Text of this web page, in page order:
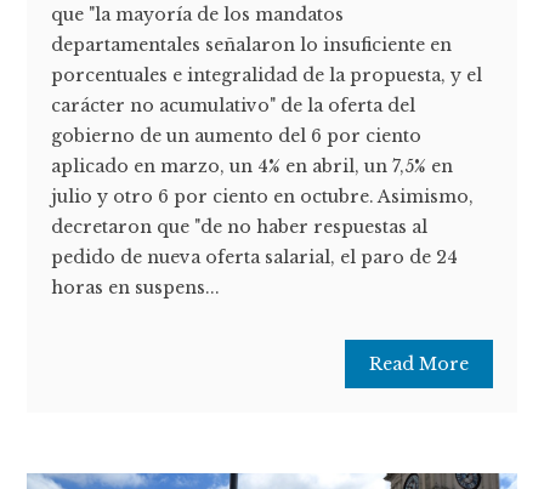
que "la mayoría de los mandatos
departamentales señalaron lo insuficiente en
porcentuales e integralidad de la propuesta, y el
carácter no acumulativo" de la oferta del
gobierno de un aumento del 6 por ciento
aplicado en marzo, un 4% en abril, un 7,5% en
julio y otro 6 por ciento en octubre. Asimismo,
decretaron que "de no haber respuestas al
pedido de nueva oferta salarial, el paro de 24
horas en suspens...
Read More